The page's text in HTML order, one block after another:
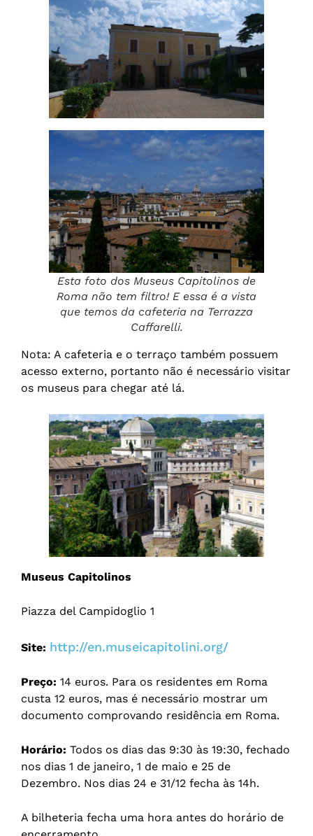
Esta foto dos Museus Capitolinos de
Roma não tem filtro! E essa é a vista
que temos da cafeteria na Terrazza
Caffarelli.
Nota: A cafeteria e o terraço também possuem
acesso externo, portanto não é necessário visitar
os museus para chegar até lá.
Museus Capitolinos
Piazza del Campidoglio 1
Site: http://en.museicapitolini.org/
Preço: 14 euros. Para os residentes em Roma
custa 12 euros, mas é necessário mostrar um
documento comprovando residência em Roma.
Horário: Todos os dias das 9:30 às 19:30, fechado
nos dias 1 de janeiro, 1 de maio e 25 de
Dezembro. Nos dias 24 e 31/12 fecha às 14h.
A bilheteria fecha uma hora antes do horário de